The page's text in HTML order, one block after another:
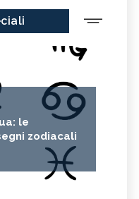
le
zodiacali